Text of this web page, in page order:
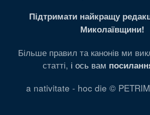
Підтримати найкращу
Миколаївщини!
Більше правил та канонів ми
статті, і ось вам
a nativitate - hoc die ©